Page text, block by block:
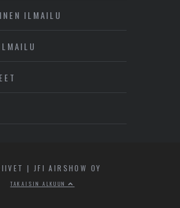
ILMAILU
| JFI AIRSHOW OY
TAKAISIN ALKUUN